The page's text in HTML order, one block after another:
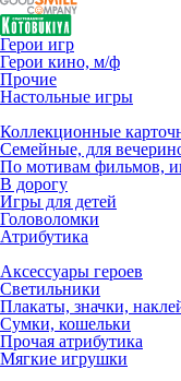
Герои игр
Герои кино, м/ф
Прочие
Настольные игры
Коллекционные
Семейные, для
По мотивам фильмов,
В дорогу
Игры для детей
Головоломки
Атрибутика
Аксессуары героев
Светильники
Плакаты, значки,
Сумки, кошельки
Прочая атрибутика
Мягкие игрушки